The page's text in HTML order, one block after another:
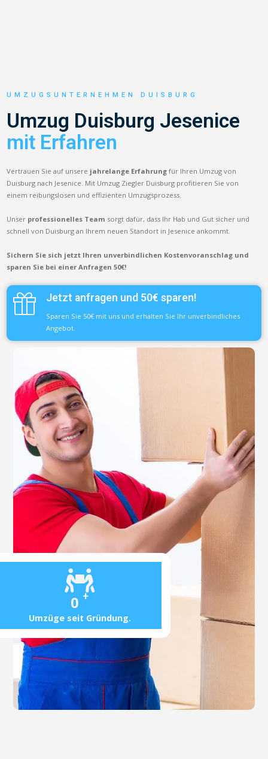
0 +
Umzüge seit Gründung.
UMZUGSUNTERNEHMEN DUISBURG
Umzug Duisburg Jesenice
mit Erfahren
Vertrauen Sie auf unsere jahrelange Erfahrung für Ihren Umzug von
Duisburg nach Jesenice. Mit Umzug Ziegler Duisburg profitieren Sie von
einem reibungslosen und effizienten Umzugsprozess.
Unser professionelles Team sorgt dafür, dass Ihr Hab und Gut sicher und
schnell von Duisburg an Ihrem neuen Standort in Jesenice ankommt.
Sichern Sie sich jetzt Ihren unverbindlichen Kostenvoranschlag und
sparen Sie bei einer Anfragen 50€!
Jetzt anfragen und 50€ sparen!
Sparen Sie 50€ mit uns und erhalten Sie Ihr unverbindliches
Angebot.